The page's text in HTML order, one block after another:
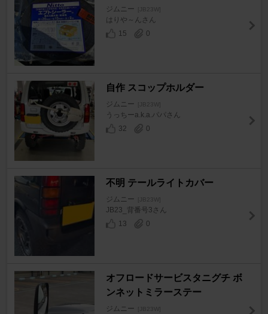
ジムニー [JB23W]
はりや～んさん
15
0
自作 スコップホルダー
ジムニー [JB23W]
うっちーa.k.a.パパさん
32
0
不明 テールライトカバー
ジムニー [JB23W]
JB23_背番号3さん
13
0
オフロードサービスタニグチ ボ
ンネットミラーステー
ジムニー [JB23W]